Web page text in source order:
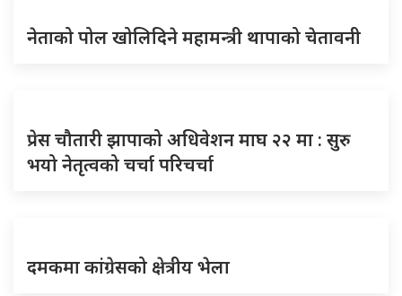
नेताको पोल खोलिदिने महामन्त्री थापाको चेतावनी
प्रेस चौतारी झापाको अधिवेशन माघ २२ मा : सुरु
भयो नेतृत्वको चर्चा परिचर्चा
दमकमा कांग्रेसको क्षेत्रीय भेला